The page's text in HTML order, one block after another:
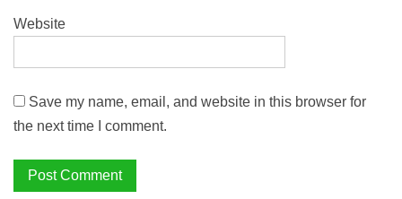
Website
Save my name, email, and website in this browser for
the next time I comment.